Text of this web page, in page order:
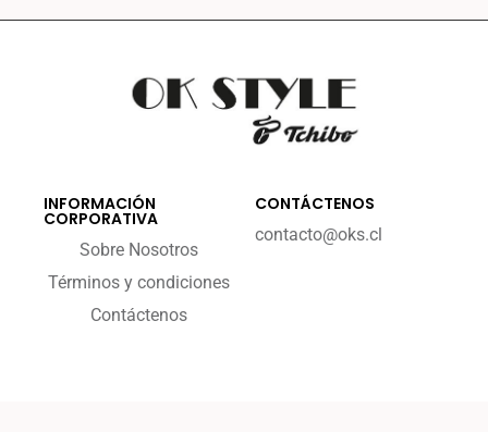
INFORMACIÓN
CORPORATIVA
Sobre Nosotros
Términos y condiciones
Contáctenos
CONTÁCTENOS
contacto@oks.cl